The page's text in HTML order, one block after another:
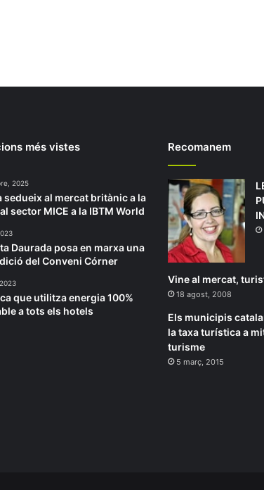
més vistes
2025
sedueix al mercat britànic a la
sector MICE a la IBTM World
Daurada posa en marxa una
del Conveni Córner
que utilitza energia 100%
a tots els hotels
Recomanem
Vine al mercat,
18 agost, 2008
Els municipis
la taxa turística a
turisme
5 març, 2015